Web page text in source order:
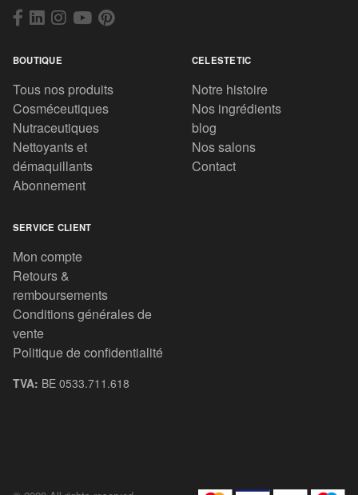
BOUTIQUE
Tous nos produits
Cosméceutiques
Nutraceutiques
Nettoyants et
démaquillants
Abonnement
CELESTETIC
Notre histoire
Nos ingrédients
blog
Nos salons
Contact
SERVICE CLIENT
Mon compte
Retours &
remboursements
Conditions générales de
vente
Politique de confidentialité
TVA: BE 0533.711.618